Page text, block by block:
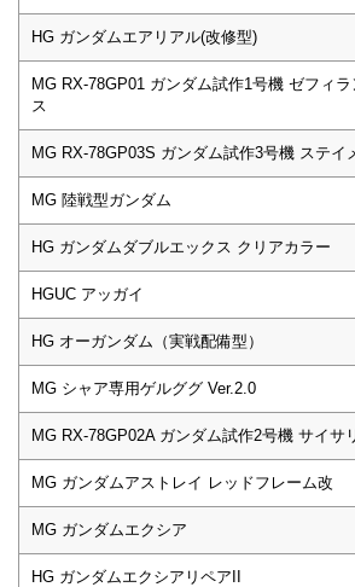
HG ガンダムエアリアル(改修型)
MG RX-78GP01 ガンダム試作1号機 ゼフィラ
ス
MG RX-78GP03S ガンダム試作3号機 ステイ
MG 陸戦型ガンダム
HG ガンダムダブルエックス クリアカラー
HGUC アッガイ
HG オーガンダム（実戦配備型）
MG シャア専用ゲルググ Ver.2.0
MG RX-78GP02A ガンダム試作2号機 サイサ
MG ガンダムアストレイ レッドフレーム改
MG ガンダムエクシア
HG ガンダムエクシアリペアII